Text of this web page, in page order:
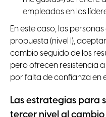
empleados en los
En este caso, las
propuesta (nivel I),
cambio seguido de los
pero ofrecen resistencia
por falta de confianza en
Las estrategias para
tercer nivel al cambio